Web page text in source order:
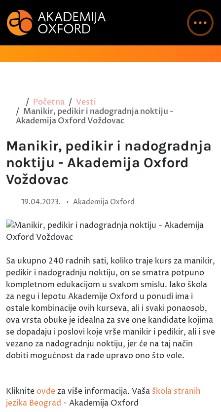
Početna
Vesti
Manikir, pedikir i nadogradnja noktiju -
Akademija Oxford Voždovac
Manikir, pedikir i nadogradnja
noktiju - Akademija Oxford
Voždovac
19.04.2023. • Akademija Oxford
Sa ukupno 240 radnih sati, koliko traje kurs za manikir,
pedikir i nadogradnju noktiju, on se smatra potpuno
kompletnom edukacijom u svakom smislu. Iako škola
za negu i lepotu Akademije Oxford u ponudi ima i
ostale kombinacije ovih kurseva, ali i svaki ponaosob,
ova vrsta obuke je idealna za sve one kandidate kojima
se dopadaju i poslovi koje vrše manikir i pedikir, ali i sve
vezano za nadogradnju noktiju, jer će na taj način
dobiti mogućnost da rade upravo ono što vole.
Kliknite ovde za više informacija. Vaša škola stranih
jezika Beograd - Akademija Oxford